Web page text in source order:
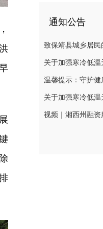
通知公告
致保靖县城乡居民
关于加强寒冷低
温馨提示：守护
视频｜湘西州融资